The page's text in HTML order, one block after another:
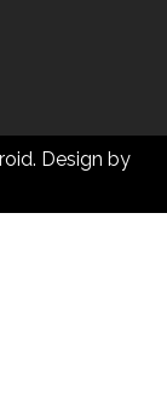
. Design by